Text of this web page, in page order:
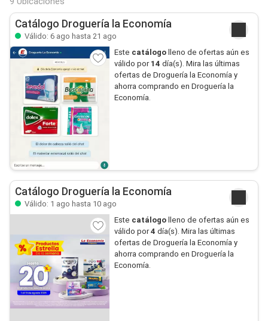
Catálogo Droguería la Economía
Válido: 6 ago hasta 21 ago
Este catálogolleno de ofertas aún es
válido por 14 día(s). Mira las últimas
ofertas de Droguería la Economía y
ahorra comprando en Droguería la
Economía.
Catálogo Droguería la Economía
Válido: 1 ago hasta 10 ago
Este catálogolleno de ofertas aún es
válido por4 día(s). Mira las últimas
ofertas de Droguería la Economía y
ahorra comprando en Droguería la
Economía.